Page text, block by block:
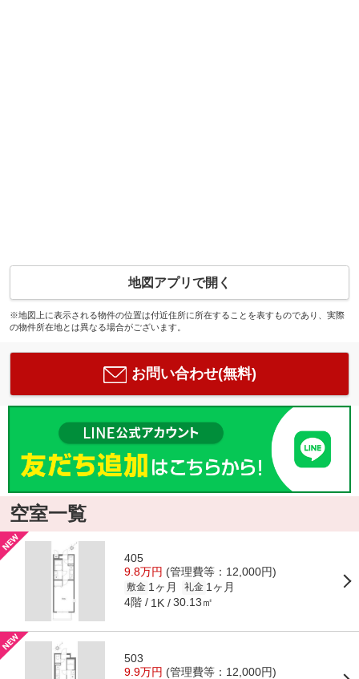
地図アプリで開く
※地図上に表示される物件の位置は付近住所に所在することを表すものであり、実際
の物件所在地とは異なる場合がございます。
お問い合わせ(無料)
空室一覧
405
9.8万円 (管理費等：12,000円)
敷金 1ヶ月 礼金 1ヶ月
4階 1K 30.13㎡
503
9.9万円 (管理費等：12,000円)